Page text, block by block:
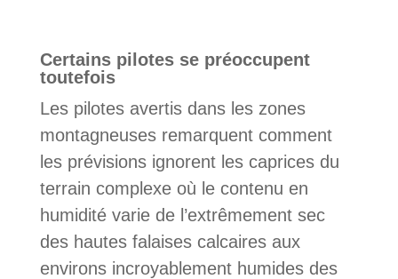
Certains pilotes se préoccupent
toutefois
Les pilotes avertis dans les zones
montagneuses remarquent comment
les prévisions ignorent les caprices du
terrain complexe où le contenu en
humidité varie de l’extrêmement sec
des hautes falaises calcaires aux
environs incroyablement humides des